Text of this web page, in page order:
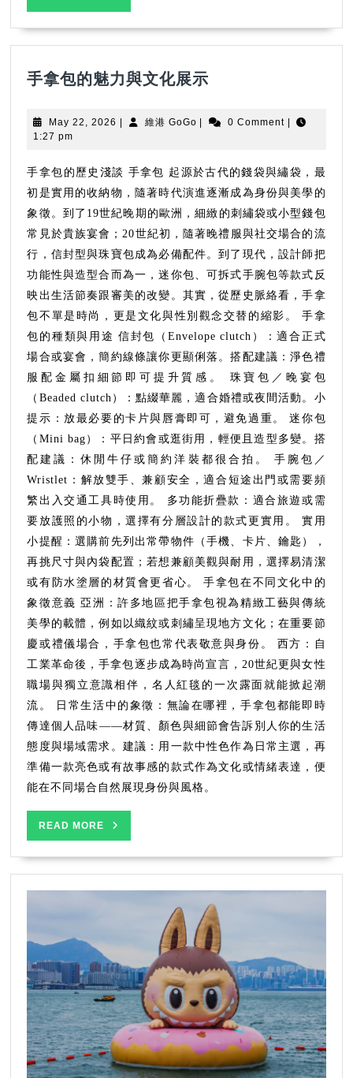
報
導
MORE
手拿包的魅力與文化展示
包
力
與
文
化
展
示
May 22, 2026 May
| 維港 GoGo維| 0 Comment |
1:27 pm
手拿包的歷史淺談 手拿包 起源於古代的錢袋與繡袋，最
初是實用的收納物，隨著時代演進逐漸成為身份與美學的
象徵。到了19世紀晚期的歐洲，細緻的刺繡袋或小型錢包
常見於貴族宴會；20世紀初，隨著晚禮服與社交場合的流
行，信封型與珠寶包成為必備配件。到了現代，設計師把
功能性與造型合而為一，迷你包、可拆式手腕包等款式反
映出生活節奏跟審美的改變。其實，從歷史脈絡看，手拿
包不單是時尚，更是文化與性別觀念交替的縮影。 手拿
包的種類與用途 信封包（Envelope clutch）：適合正式
場合或宴會，簡約線條讓你更顯俐落。搭配建議：淨色禮
服配金屬扣細節即可提升質感。 珠寶包／晚宴包
（Beaded clutch）：點綴華麗，適合婚禮或夜間活動。小
提示：放最必要的卡片與唇膏即可，避免過重。 迷你包
（Mini bag）：平日約會或逛街用，輕便且造型多變。搭
配建議：休閒牛仔或簡約洋裝都很合拍。 手腕包／
Wristlet：解放雙手、兼顧安全，適合短途出門或需要頻
繁出入交通工具時使用。 多功能折疊款：適合旅遊或需
要放護照的小物，選擇有分層設計的款式更實用。 實用
小提醒：選購前先列出常帶物件（手機、卡片、鑰匙），
再挑尺寸與內袋配置；若想兼顧美觀與耐用，選擇易清潔
或有防水塗層的材質會更省心。 手拿包在不同文化中的
象徵意義 亞洲：許多地區把手拿包視為精緻工藝與傳統
美學的載體，例如以織紋或刺繡呈現地方文化；在重要節
慶或禮儀場合，手拿包也常代表敬意與身份。 西方：自
工業革命後，手拿包逐步成為時尚宣言，20世紀更與女性
職場與獨立意識相伴，名人紅毯的一次露面就能掀起潮
流。 日常生活中的象徵：無論在哪裡，手拿包都能即時
傳達個人品味——材質、顏色與細節會告訴別人你的生活
態度與場域需求。建議：用一款中性色作為日常主選，再
準備一款亮色或有故事感的款式作為文化或情緒表達，便
能在不同場合自然展現身份與風格。
READ MORE
MORE